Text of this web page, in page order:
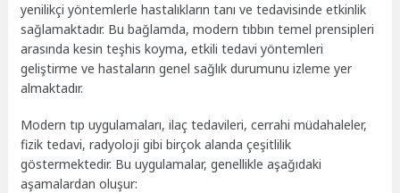
yenilikçi yöntemlerle hastalıkların tanı ve tedavisinde etkinlik
sağlamaktadır. Bu bağlamda, modern tıbbın temel prensipleri
arasında kesin teşhis koyma, etkili tedavi yöntemleri
geliştirme ve hastaların genel sağlık durumunu izleme yer
almaktadır.
Modern tıp uygulamaları, ilaç tedavileri, cerrahi müdahaleler,
fizik tedavi, radyoloji gibi birçok alanda çeşitlilik
göstermektedir. Bu uygulamalar, genellikle aşağıdaki
aşamalardan oluşur: